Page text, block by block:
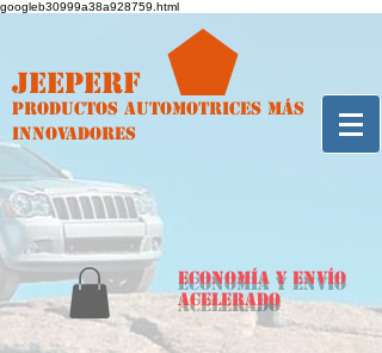
googleb30999a38a928759.html
Jeeperf
Productos automotrices más
innovadores
ECONOMÍA y envío
acelerado